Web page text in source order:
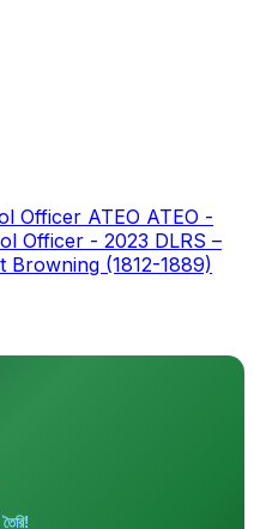
Officer ATEO ATEO -
Officer - 2023 DLRS –
Browning (1812-1889)